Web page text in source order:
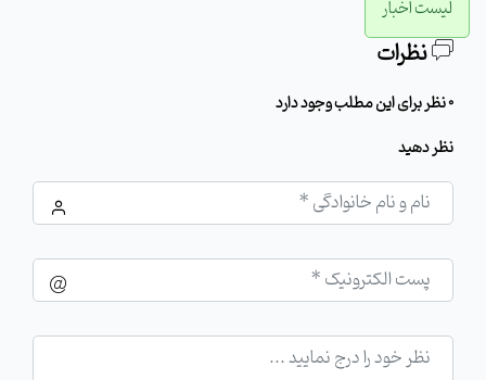
لیست اخبار
نظرات
0 نظر برای این مطلب وجود دارد
نظر دهید